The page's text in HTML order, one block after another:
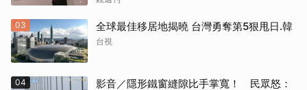
03 全球最佳移居地揭曉 台灣勇奪第5狠甩日.韓
台視
04 影音／隱形鐵窗縫隙比手掌寬！ 民眾怒：